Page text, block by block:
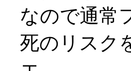
なので通常
死のリスク